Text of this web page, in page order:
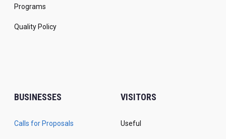
Programs
Quality Policy
BUSINESSES
Calls for Proposals
VISITORS
Useful